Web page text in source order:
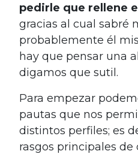
pedirle que rellene
gracias al cual sabré
probablemente él
hay que pensar una
digamos que sutil.
Para empezar
pautas que nos
distintos perfiles; es
rasgos principales de